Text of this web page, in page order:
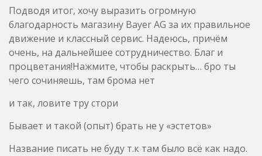
Подводя итог, хочу выразить огромную
благодарность магазину Bayer AG за их правильное
движение и классный сервис. Надеюсь, причём
очень, на дальнейшее сотрудничество. Благ и
процветания!Нажмите, чтобы раскрыть… бро ты
чего сочиняешь, там брома нет
и так, ловите тру стори
Бывает и такой (опыт) брать не у «эстетов»
Название писать не буду т.к там было всё как надо.